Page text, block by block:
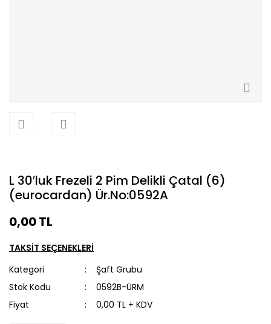
L 30′luk Frezeli 2 Pim Delikli Çatal (6)
(eurocardan) Ür.No:0592A
0,00 TL
TAKSİT SEÇENEKLERİ
Kategori
Şaft Grubu
Stok Kodu
0592B-ÜRM
Fiyat
0,00 TL + KDV